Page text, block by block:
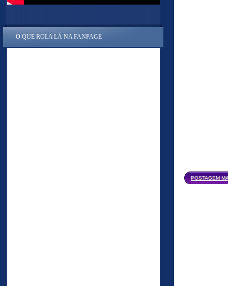
POSTAGEM
O QUE ROLA LÁ NA FANPAGE